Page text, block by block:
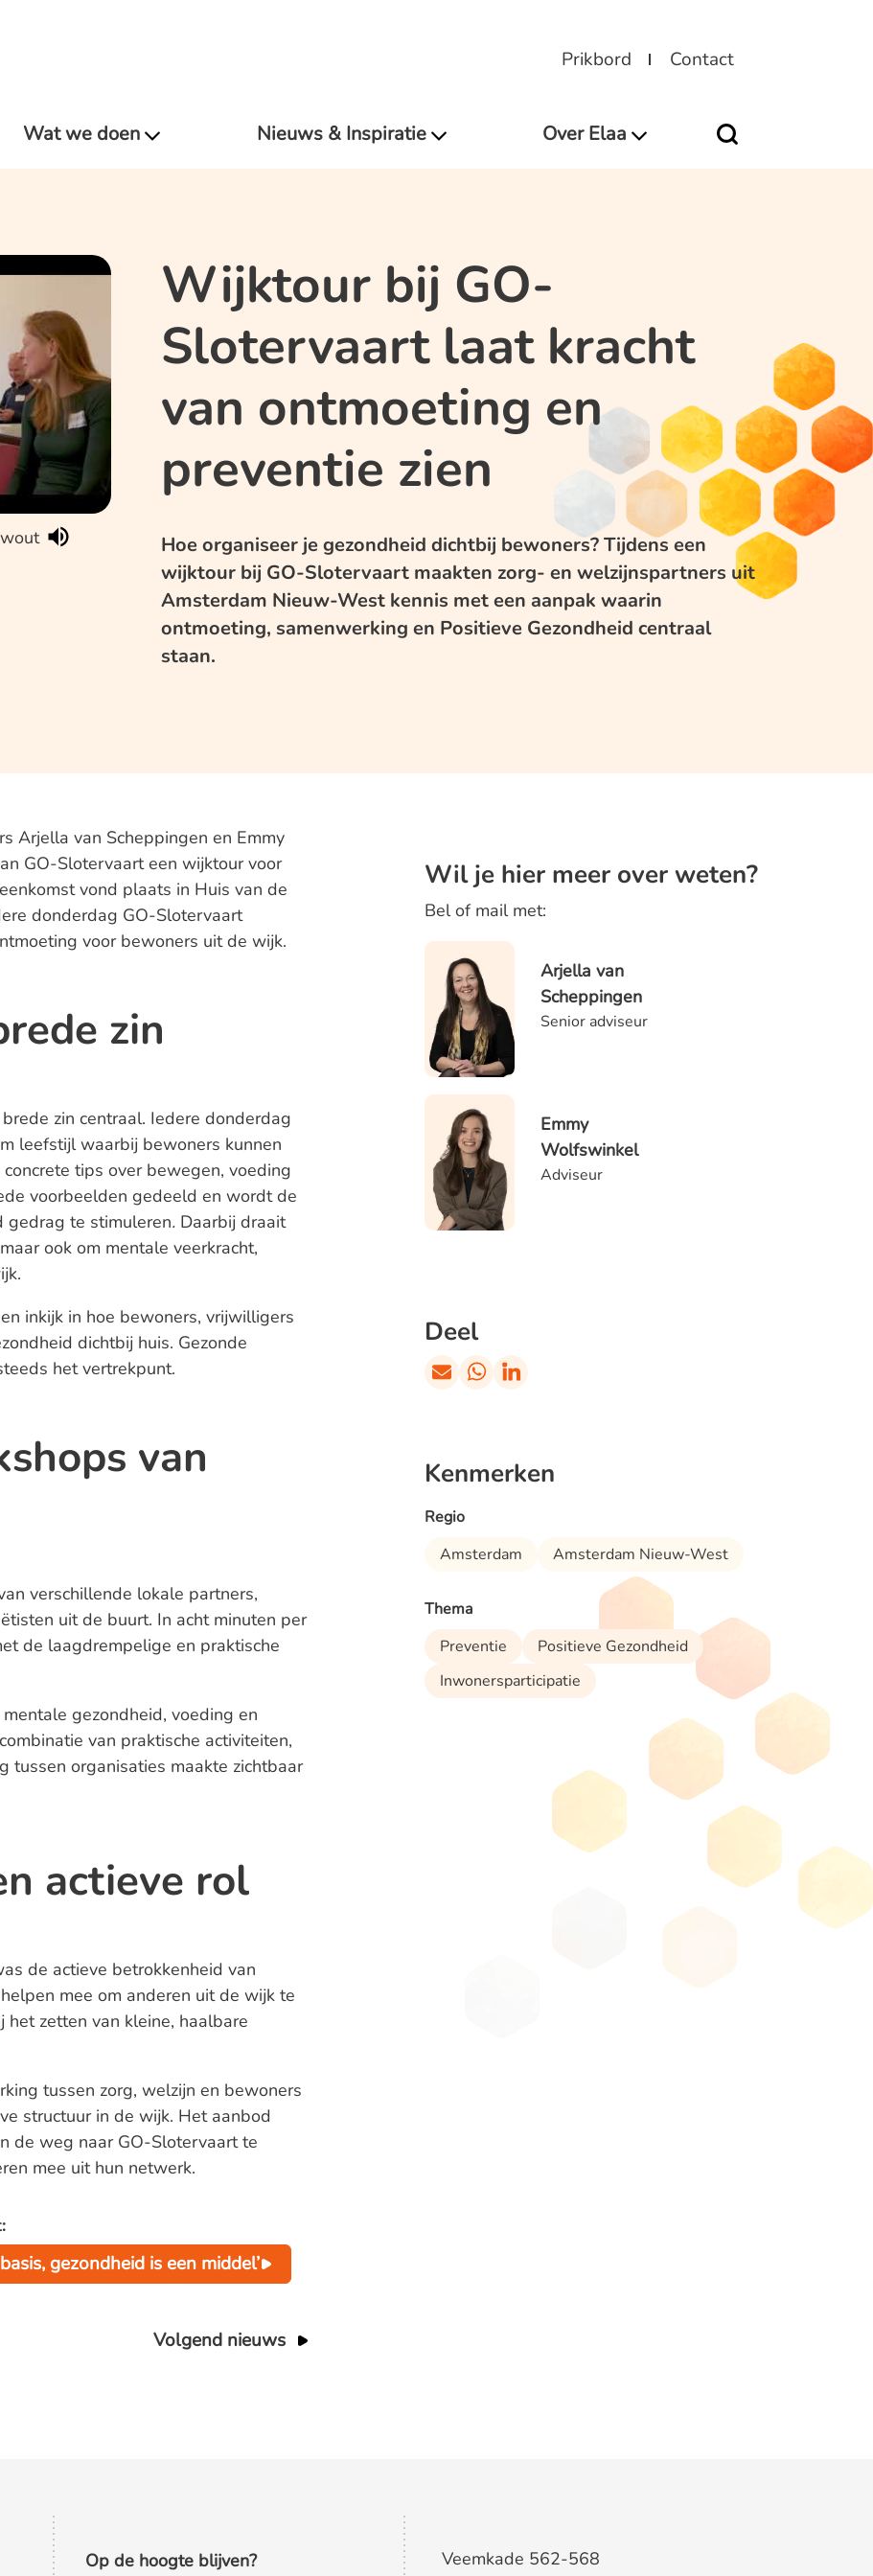
Prikbord Contact
Wat we doen Nieuws & Inspiratie Over Elaa
Wijktour bij GO-
Slotervaart laat kracht
van ontmoeting en
preventie zien
Hoe organiseer je gezondheid dichtbij bewoners? Tijdens een
wijktour bij GO-Slotervaart maakten zorg- en welzijnspartners uit
Amsterdam Nieuw-West kennis met een aanpak waarin
ontmoeting, samenwerking en Positieve Gezondheid centraal
staan.
Arjella van Scheppingen en Emmy
GO-Slotervaart een wijktour voor
vond plaats in Huis van de
donderdag GO-Slotervaart
voor bewoners uit de wijk.
zin
zin centraal. Iedere donderdag
leefstijl waarbij bewoners kunnen
tips over bewegen, voeding
voorbeelden gedeeld en wordt de
gedrag te stimuleren. Daarbij draait
ook om mentale veerkracht,
inkijk in hoe bewoners, vrijwilligers
dichtbij huis. Gezonde
het vertrekpunt.
van
verschillende lokale partners,
uit de buurt. In acht minuten per
de laagdrempelige en praktische
gezondheid, voeding en
van praktische activiteiten,
tussen organisaties maakte zichtbaar
actieve rol
de actieve betrokkenheid van
mee om anderen uit de wijk te
zetten van kleine, haalbare
tussen zorg, welzijn en bewoners
structuur in de wijk. Het aanbod
de weg naar GO-Slotervaart te
mee uit hun netwerk.
gezondheid is een middel’
Volgend nieuws
Wil je hier meer over weten?
Bel of mail met:
Arjella van
Scheppingen
Senior adviseur
Emmy
Wolfswinkel
Adviseur
Deel
Kenmerken
Regio
Amsterdam
Amsterdam Nieuw-West
Thema
Preventie
Positieve Gezondheid
Inwonersparticipatie
Op de hoogte blijven?
Veemkade 562-568